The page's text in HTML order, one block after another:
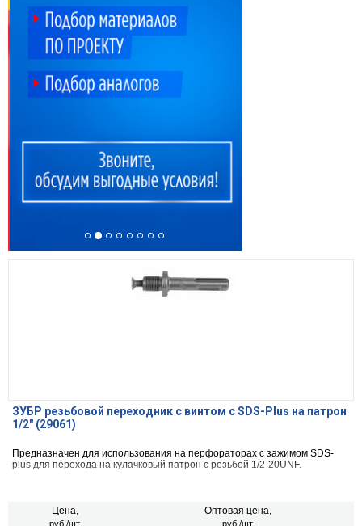
ЗУБР резьбовой переходник с винтом с SDS-Plus на патрон
1/2″ (29061)
Предназначен для использования на перфораторах с зажимом SDS-
plus для перехода на кулачковый патрон с резьбой 1/2-20UNF.
Цена,
руб./шт.
Оптовая цена,
руб./шт.